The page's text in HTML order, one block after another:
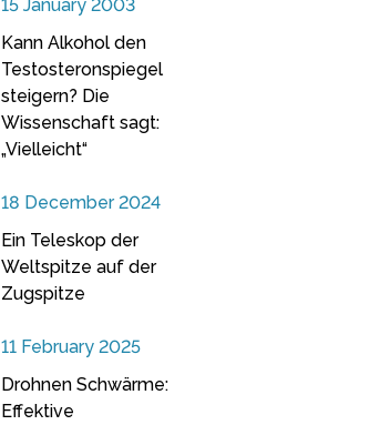
15 January 2003
Kann Alkohol den
Testosteronspiegel
steigern? Die
Wissenschaft sagt:
„Vielleicht“
18 December 2024
Ein Teleskop der
Weltspitze auf der
Zugspitze
11 February 2025
Drohnen Schwärme:
Effektive